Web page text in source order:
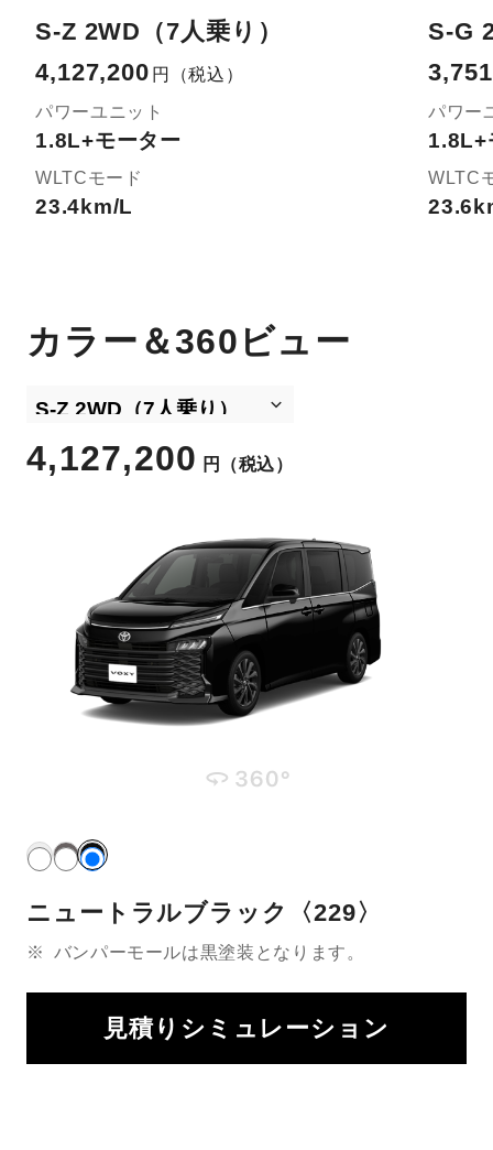
S-Z 2WD（7人乗り）
4,127,200 円
（税込）
パワーユニット
1.8L+モーター
WLTCモード
23.4km/L
S-G
パワー
1.8L+
WLTC
カラー＆360ビュー
4,127,200 円 （税込）
ニュートラルブラック〈229〉
※ バンパーモールは黒塗装となります。
見積りシミュレーション